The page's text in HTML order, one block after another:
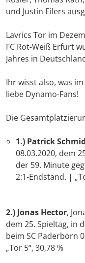
und Justin Eilers
Lavrics Tor im
FC Rot-Weiß Erfurt
Jahres in
Ihr wisst also, was
liebe Dynamo-Fans!
Die
1.) Patrick
08.03.2020, dem
der 59. Minute
2:1-Endstand. |
2.) Jonas Hector,
dem 25. Spieltag, in
beim SC Paderborn
„Tor 5“, 30,78 %